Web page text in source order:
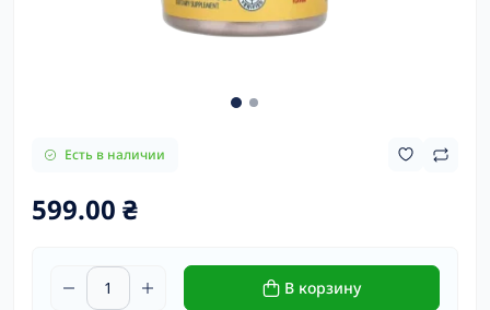
Есть в наличии
599.00 ₴
В корзину